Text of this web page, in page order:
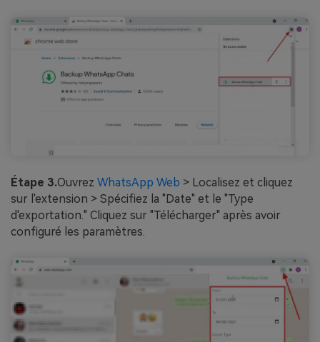
Étape 3.Ouvrez WhatsApp Web > Localisez et cliquez
sur l'extension > Spécifiez la "Date" et le "Type
d'exportation." Cliquez sur "Télécharger" après avoir
configuré les paramètres.